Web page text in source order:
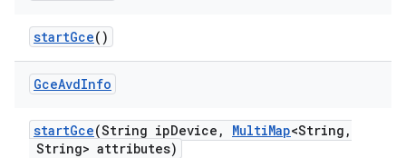
startGce()
GceAvdInfo
startGce(String ipDevice , MultiMap<String ,
String> attributes)